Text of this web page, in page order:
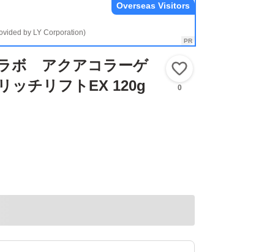
by LY Corporation)
Overseas Visitors
ラボ アクアコラーゲ
ッチリフトEX 120g
0